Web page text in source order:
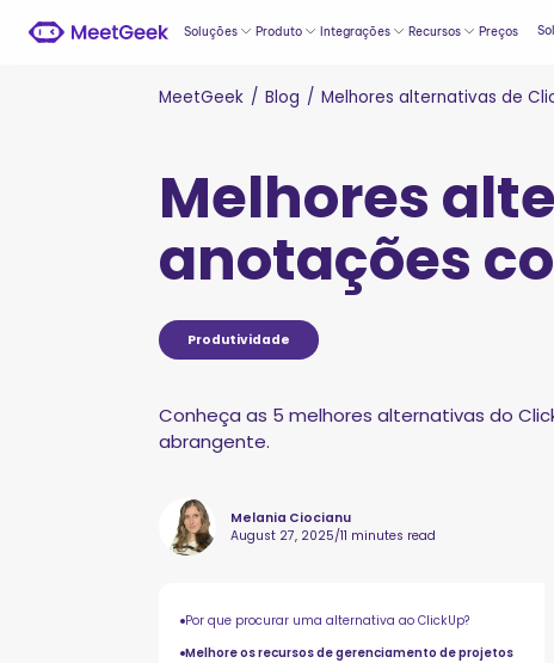
Soluções Produto Integrações Recursos Preços
MeetGeek / Blog / Melhores alternativas de
Melhores
anotações
Produtividade
Conheça as 5 melhores alternativas do
abrangente.
Melania Ciocianu
August 27, 2025/11 minutes read
Por que procurar uma alternativa ao ClickUp?
Melhore os recursos de gerenciamento de projetos